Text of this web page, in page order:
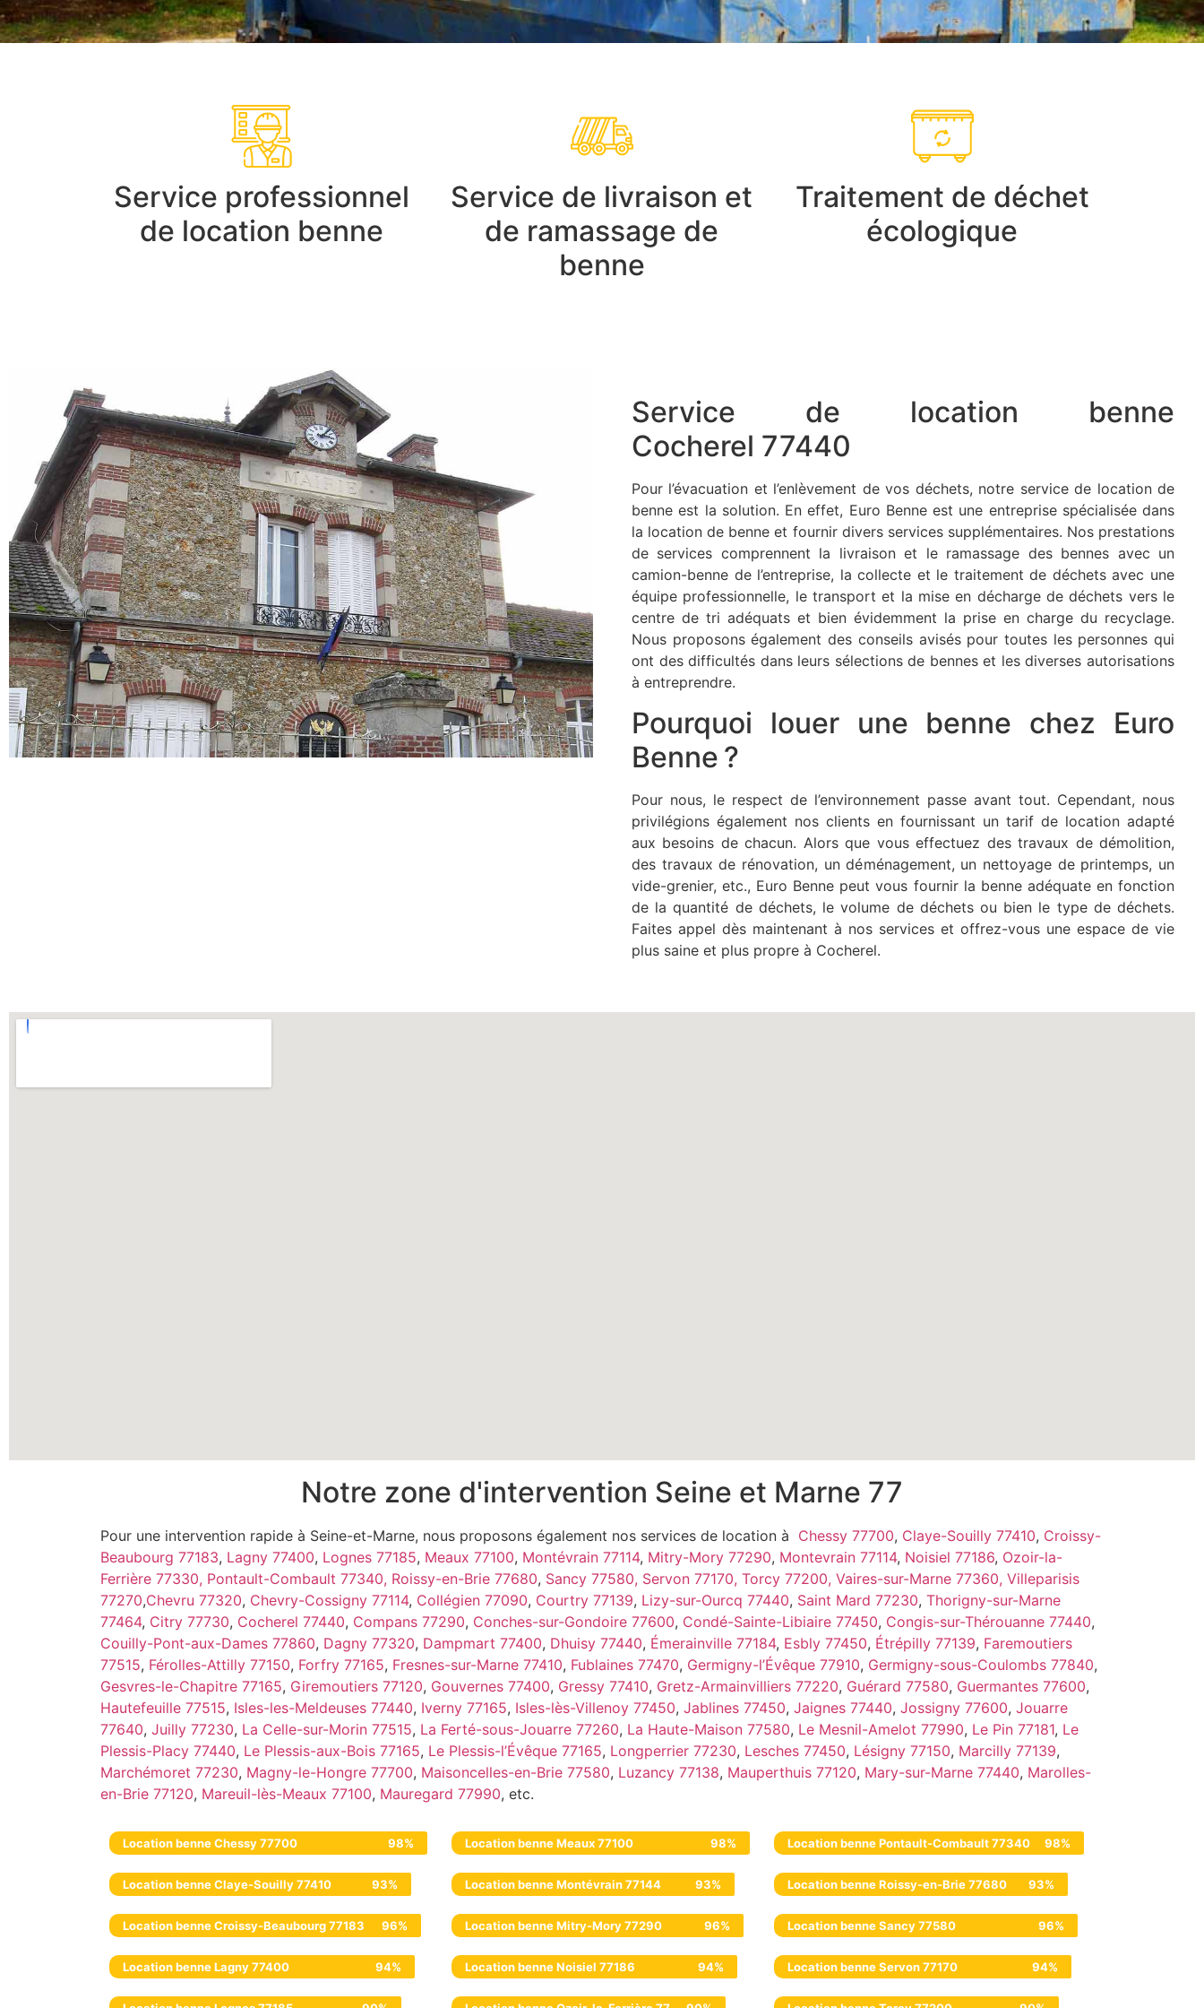
Service professionnel
de location benne
Service de livraison et
de ramassage de
benne
Traitement de déchet
écologique
Service de location benne
Cocherel 77440
Pour l’évacuation et l’enlèvement de vos déchets, notre service de location de
benne est la solution. En effet, Euro Benne est une entreprise spécialisée dans
la location de benne et fournir divers services supplémentaires. Nos prestations
de services comprennent la livraison et le ramassage des bennes avec un
camion-benne de l’entreprise, la collecte et le traitement de déchets avec une
équipe professionnelle, le transport et la mise en décharge de déchets vers le
centre de tri adéquats et bien évidemment la prise en charge du recyclage.
Nous proposons également des conseils avisés pour toutes les personnes qui
ont des difficultés dans leurs sélections de bennes et les diverses autorisations
à entreprendre.
Pourquoi louer une benne chez Euro
Benne ?
Pour nous, le respect de l’environnement passe avant tout. Cependant, nous
privilégions également nos clients en fournissant un tarif de location adapté
aux besoins de chacun. Alors que vous effectuez des travaux de démolition,
des travaux de rénovation, un déménagement, un nettoyage de printemps, un
vide-grenier, etc., Euro Benne peut vous fournir la benne adéquate en fonction
de la quantité de déchets, le volume de déchets ou bien le type de déchets.
Faites appel dès maintenant à nos services et offrez-vous une espace de vie
plus saine et plus propre à Cocherel.
Notre zone d'intervention Seine et Marne 77
Pour une intervention rapide à Seine-et-Marne, nous proposons également nos services de location à Chessy 77700, Claye-Souilly 77410, Croissy-
Beaubourg 77183, Lagny 77400, Lognes 77185, Meaux 77100, Montévrain 77114, Mitry-Mory 77290, Montevrain 77114, Noisiel 77186, Ozoir-la-
Ferrière 77330, Pontault-Combault 77340, Roissy-en-Brie 77680, Sancy 77580, Servon 77170, Torcy 77200, Vaires-sur-Marne 77360, Villeparisis
77270,Chevru 77320, Chevry-Cossigny 77114, Collégien 77090, Courtry 77139, Lizy-sur-Ourcq 77440, Saint Mard 77230, Thorigny-sur-Marne
77464, Citry 77730, Cocherel 77440, Compans 77290, Conches-sur-Gondoire 77600, Condé-Sainte-Libiaire 77450, Congis-sur-Thérouanne 77440,
Couilly-Pont-aux-Dames 77860, Dagny 77320, Dampmart 77400, Dhuisy 77440, Émerainville 77184, Esbly 77450, Étrépilly 77139, Faremoutiers
77515, Férolles-Attilly 77150, Forfry 77165, Fresnes-sur-Marne 77410, Fublaines 77470, Germigny-l’Évêque 77910, Germigny-sous-Coulombs 77840,
Gesvres-le-Chapitre 77165, Giremoutiers 77120, Gouvernes 77400, Gressy 77410, Gretz-Armainvilliers 77220, Guérard 77580, Guermantes 77600,
Hautefeuille 77515, Isles-les-Meldeuses 77440, Iverny 77165, Isles-lès-Villenoy 77450, Jablines 77450, Jaignes 77440, Jossigny 77600, Jouarre
77640, Juilly 77230, La Celle-sur-Morin 77515, La Ferté-sous-Jouarre 77260, La Haute-Maison 77580, Le Mesnil-Amelot 77990, Le Pin 77181, Le
Plessis-Placy 77440, Le Plessis-aux-Bois 77165, Le Plessis-l’Évêque 77165, Longperrier 77230, Lesches 77450, Lésigny 77150, Marcilly 77139,
Marchémoret 77230, Magny-le-Hongre 77700, Maisoncelles-en-Brie 77580, Luzancy 77138, Mauperthuis 77120, Mary-sur-Marne 77440, Marolles-
en-Brie 77120, Mareuil-lès-Meaux 77100, Mauregard 77990, etc.
Location benne Chessy 77700 98%
Location benne Claye-Souilly 77410 93%
Location benne Croissy-Beaubourg 77183 96%
Location benne Lagny 77400 94%
Location benne Meaux 77100 98%
Location benne Montévrain 77144 93%
Location benne Mitry-Mory 77290 96%
Location benne Noisiel 77186 94%
Location benne Pontault-Combault 77340 98%
Location benne Roissy-en-Brie 77680 93%
Location benne Sancy 77580 96%
Location benne Servon 77170 94%